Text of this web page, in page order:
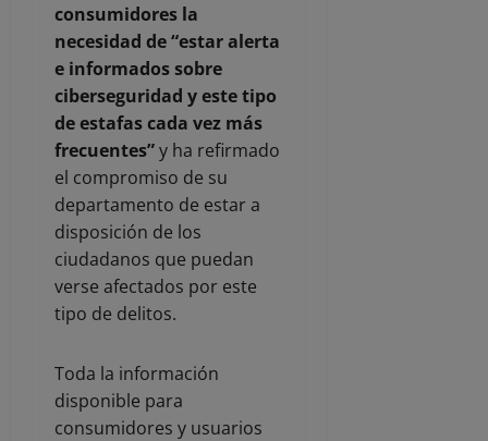
consumidores la
necesidad de “estar alerta
e informados sobre
ciberseguridad y este tipo
de estafas cada vez más
frecuentes”y ha refirmado
el compromiso de su
departamento de estar a
disposición de los
ciudadanos que puedan
verse afectados por este
tipo de delitos.
Toda la información
disponible para
consumidores y usuarios